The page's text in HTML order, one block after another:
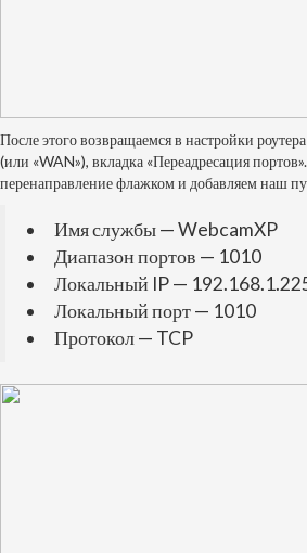
После этого возвращаемся в настройки
(или «WAN»), вкладка «Переадресация
перенаправление флажком и добавляем наш
Имя службы — WebcamXP
Диапазон портов — 1010
Локальный IP —
Локальный порт — 1010
Протокол — TCP